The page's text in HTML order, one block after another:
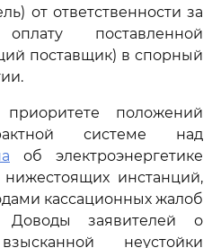
от ответственности за
поставленной
поставщик) в спорный
положений
системе над
об электроэнергетике
инстанций,
кассационных жалоб
Доводы заявителей о
неустойки